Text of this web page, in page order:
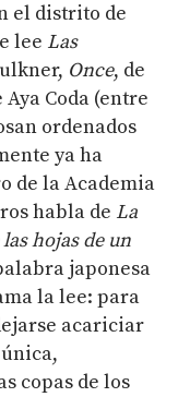
el distrito de
lee Las
Once, de
Aya Coda (entre
ordenados
ya ha
de la Academia
habla de La
hojas de un
japonesa
la lee: para
acariciar
copas de los